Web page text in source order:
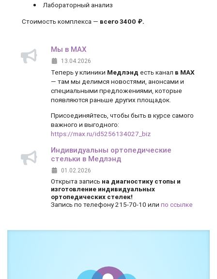
Лабораторный анализ
Стоимость комплекса — всего 3400 ₽.
Мы в MAX
13.04.2026
Теперь у клиники Медлэнд есть канал в MAX
— там мы делимся новостями, анонсами и
специальными предложениями, которые
появляются раньше других площадок.
Присоединяйтесь, чтобы быть в курсе самого
важного и выгодного:
https://max.ru/id5256134027_biz
Индивидуальны ортопедические
стельки в Медлэнд
01.02.2026
Открыта запись на диагностику стопы и
изготовление индивидуальных
ортопедических стелек!
Запись по телефону 215-70-10 или по ссылке